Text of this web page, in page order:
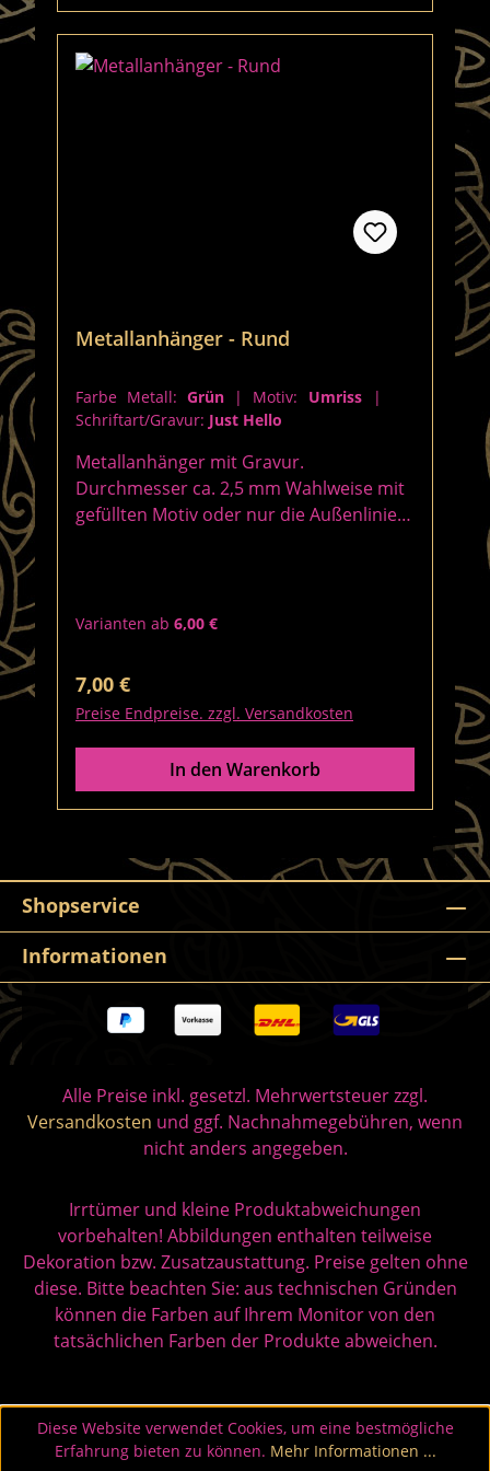
Metallanhänger - Rund
Farbe Metall: Grün | Motiv: Umriss
|
Schriftart/Gravur: Just Hello
Metallanhänger mit Gravur.
Durchmesser ca. 2,5 mm Wahlweise mit
gefüllten Motiv oder nur die Außenlinien
einfügen!
Varianten ab 6,00 €
Regulärer Preis:
7,00 €
Preise Endpreise. zzgl. Versandkosten
In den Warenkorb
Shopservice
Informationen
Alle Preise inkl. gesetzl. Mehrwertsteuer zzgl.
Versandkosten und ggf. Nachnahmegebühren, wenn
nicht anders angegeben.
Irrtümer und kleine Produktabweichungen
vorbehalten! Abbildungen enthalten teilweise
Dekoration bzw. Zusatzaustattung. Preise gelten ohne
diese. Bitte beachten Sie: aus technischen Gründen
können die Farben auf Ihrem Monitor von den
tatsächlichen Farben der Produkte abweichen.
Diese Website verwendet Cookies, um eine bestmögliche
Erfahrung bieten zu können. Mehr Informationen ...